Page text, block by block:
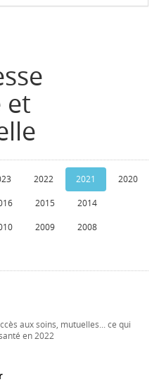
et
2022 2021 2020
2015 2014
2009 2008
aux soins, mutuelles... ce qui
en 2022